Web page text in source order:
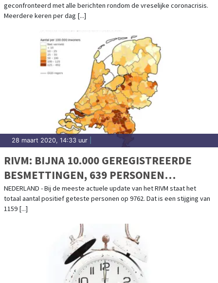
geconfronteerd met alle berichten rondom de vreselijke coronacrisis.
Meerdere keren per dag [...]
28 maart 2020, 14:33 uur
RIVM: BIJNA 10.000 GEREGISTREERDE
BESMETTINGEN, 639 PERSONEN
OVERLEDEN
NEDERLAND - Bij de meeste actuele update van het RIVM staat het
totaal aantal positief geteste personen op 9762. Dat is een stijging van
1159 [...]